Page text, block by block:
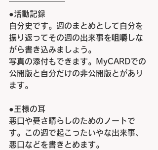
●活動記録
自分史です。週のまとめとして自分を
振り返ってその週の出来事を咀嚼しな
がら書き込みましょう。
写真の添付もできます。
MyCARDでの
公開版と自分だけの非公開版とがあり
ます。
●王様の耳
悪口や憂さ晴らしのためのノートで
す。この週で起こったいやな出来事、
悪口などを書きとめます。